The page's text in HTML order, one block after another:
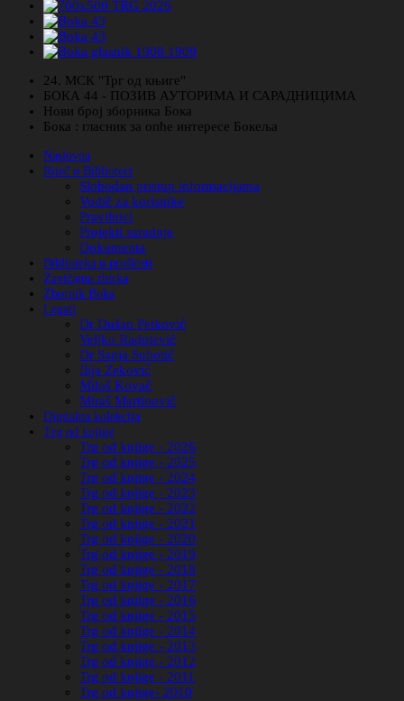
24. МСК "Трг од књиге"
БОКА 44 - ПОЗИВ АУТОРИМА И САРАДНИЦИМА
Нови број зборника Бока
Бока : гласник за опће интересе Бокеља
Naslovna
Riječ o Biblioteci
Slobodan pristup informacijama
Vodič za korisnike
Pravilnici
Projekti saradnje
Dokumenta
Biblioteka u prošlosti
Zavičajna zbirka
Zbornik Boka
Legati
Dr Dušan Petković
Veljko Radojević
Dr Sanja Subotić
Ilija Zeković
Miloš Kovač
Miraš Martinović
Digitalna kolekcija
Trg od knjige
Trg od knjige - 2026
Trg od knjige - 2025
Trg od knjige - 2024
Trg od knjige - 2023
Trg od knjige - 2022
Trg od knjige - 2021
Trg od knjige - 2020
Trg od knjige - 2019
Trg od knjige - 2018
Trg od knjige - 2017
Trg od knjige - 2016
Trg od knjige - 2015
Trg od knjige - 2014
Trg od knjige - 2013
Trg od knjige - 2012
Trg od knjige - 2011
Trg od knjige- 2010